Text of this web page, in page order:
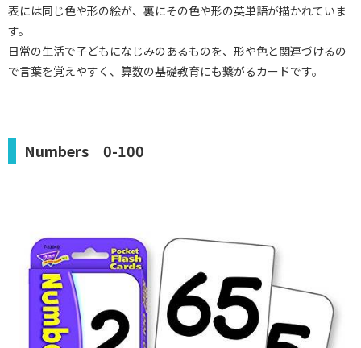
表には同じ色や形の絵が、裏にその色や形の英単語が描かれていま
す。
日常の生活で子どもになじみのあるものを、形や色と関連づけるの
で言葉を覚えやすく、算数の基礎教育にも繋がるカードです。
Numbers 0-100